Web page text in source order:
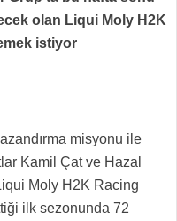
olan Liqui Moly H2K
istiyor
misyonu ile
Kamil Çat ve Hazal
Moly H2K Racing
ilk sezonunda 72